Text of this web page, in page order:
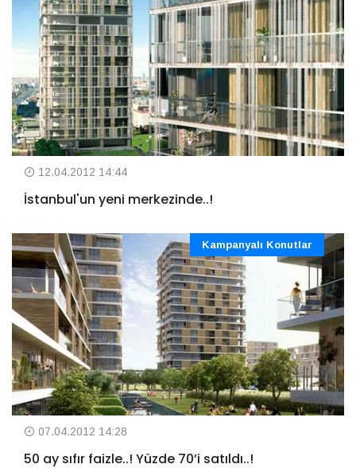
12.04.2012 14:44
İstanbul'un yeni merkezinde..!
Kampanyalı Konutlar
07.04.2012 14:28
50 ay sıfır faizle..! Yüzde 70’i satıldı..!